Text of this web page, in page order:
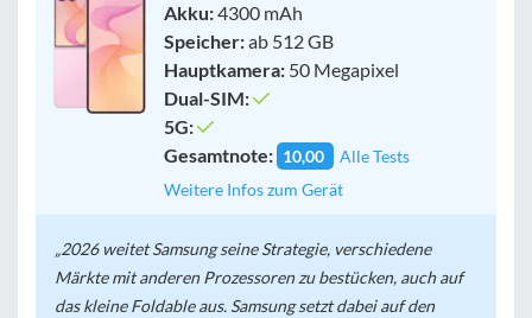
Akku:4300 mAh
Speicher:ab 512 GB
Hauptkamera: 50 Megapixel
Dual-SIM:
5G:
Gesamtnote: 10,00
Alle Tests
Weitere Infos zum Gerät
2026 weitet Samsung seine Strategie, verschiedene
Märkte mit anderen Prozessoren zu bestücken, auch auf
das kleine Foldable aus. Samsung setzt dabei auf den